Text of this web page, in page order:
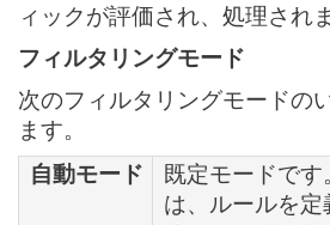
ィックが評価され、処理されま
フィルタリングモード
次のフィルタリングモードの
ます。
自動モード
既定モードで
は、ルールを